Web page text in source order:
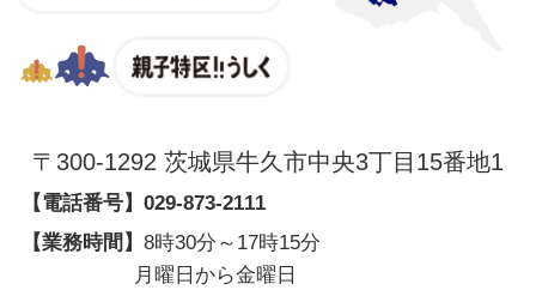
〒300-1292 茨城県牛久市中央3丁目15番地1
【電話番号】 029-873-2111
【業務時間】 8時30分～17時15分
月曜日から金曜日